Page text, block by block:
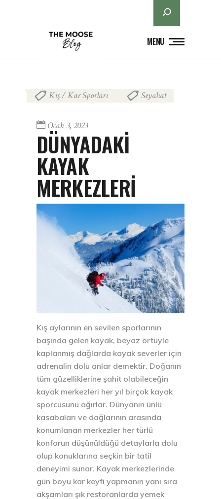
MENU
Kış / Kar Sporları Seyahat
Ocak 3, 2023
DÜNYADAKİ
KAYAK
MERKEZLERİ
Kış aylarının en sevilen sporlarının
başında gelen kayak, beyaz örtüyle
kaplanmış dağlarda kayak severler için
adrenalin dolu anlar demektir. Doğanın
tüm güzelliklerine şahit olabileceğin
kayak merkezleri her yıl birçok kayak
sporcusunu ağırlar. Dünyanın ünlü
kasabaları ve dağlarının arasında
konumlanan merkezler her türlü
konforun düşünüldüğü detaylarla dolu
olup konuklarına seçkin bir tatil
deneyimi sunar. Kayak merkezlerinde
gün boyu kar keyfi yapmanın yanı sıra
akşamları şık restoranlarda yemek